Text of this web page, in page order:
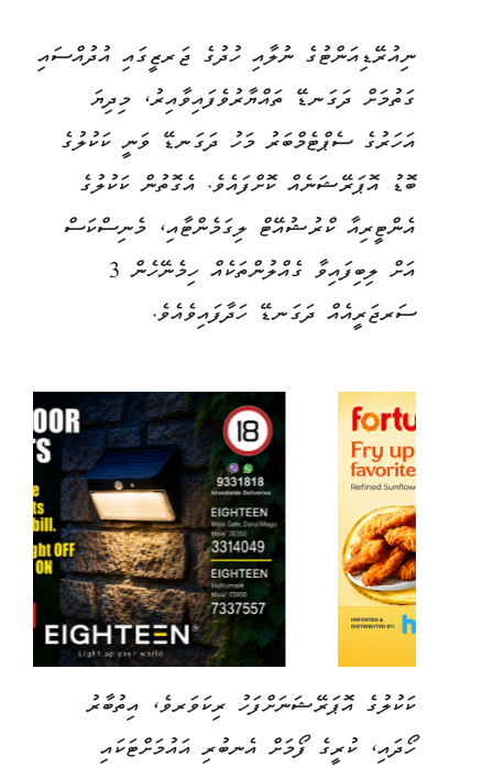
ނިއުރޭޑިއަންޓުގެ ނުލާއި ހުދުގެ ޖަރޒީގައި އުދުއްސައި
ގަތުމަށް ދަގަނޑޭ ތައްޔާރުވެފައިވާއިރު، މިދިޔަ
އަހަރުގެ ސެޕްޓެމްބަރު މަހު ދަގަނޑޭ ވަނީ ކަކުލުގެ
ބޮޑު އޮޕަރޭޝަނެއް ކޮށްފައެވެ. އެގޮތުން ކަކުލުގެ
އެންޓީރިއާ ކްރުޝުއޭޓް ލިގަމެންޓާއި، މެނިސްކަސް
އަށް ލިބިފައިވާ ގެއްލުންތަކެއް ހިމެނޭހެން 3
ސަރޖަރީއެއް ދަގަނޑޭ ހަދާފައިވެއެވެ.
ކަކުލުގެ އޮޕަރޭޝަނަށްފަހު ރިކަވަރވެ، އިތުބާރު
ހޯދައި، ކުރީގެ ފޯމަށް އެނބުރި އައުމަށްޓަކައި